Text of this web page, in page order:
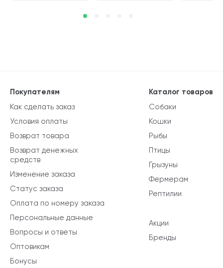
Каталог товаров
Собаки
Кошки
Рыбы
Птицы
Грызуны
Фермерам
Рептилии
Акции
Бренды
Покупателям
Как сделать заказ
Условия оплаты
Возврат товара
Возврат денежных
средств
Изменение заказа
Статус заказа
Оплата по номеру заказа
Персональные данные
Вопросы и ответы
Оптовикам
Бонусы